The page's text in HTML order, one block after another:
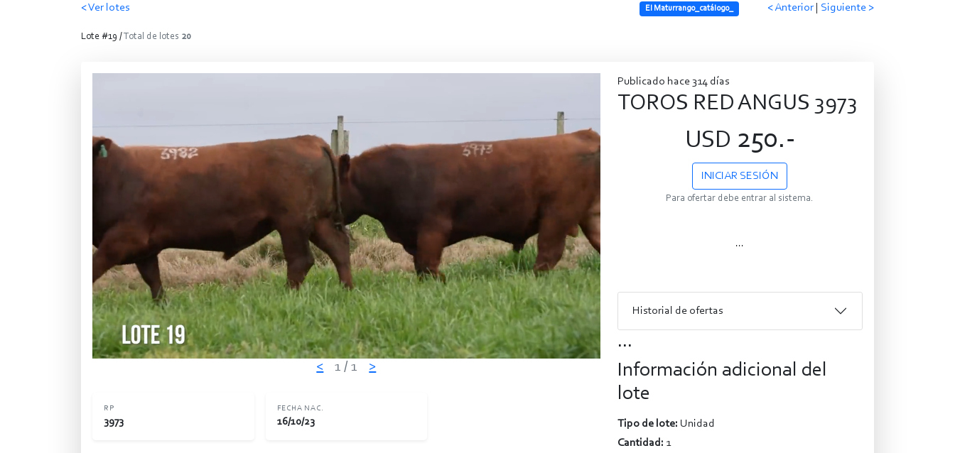
< Ver lotes El Maturrango_catálogo_
Lote #19 / Total de lotes 20
< Anterior Siguiente >
< 1 / 1 >
RP
3973
FECHA NAC.
16/10/23
Publicado hace 314 días
TOROS RED ANGUS 3973
USD 250.-
INICIAR SESIÓN
Para ofertar debe entrar al sistema.
...
Historial de ofertas
...
Información adicional del
lote
Tipo de lote: Unidad
Cantidad: 1